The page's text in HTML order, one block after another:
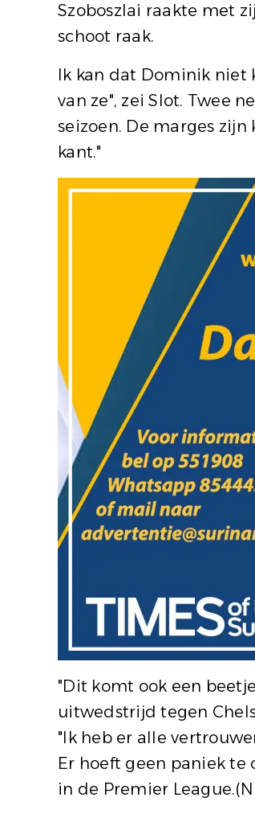
Szoboszlai raakte met
schoot raak.
Ik kan dat Dominik niet
van ze", zei Slot. Twee
seizoen. De marges
kant."
"Dit komt ook een
uitwedstrijd tegen
"Ik heb er alle
Er hoeft geen paniek te
in de Premier League